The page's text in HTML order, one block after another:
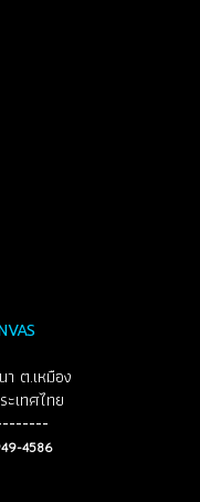
ต.เหมือง
เทศไทย
4586